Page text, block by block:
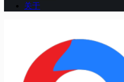
关于